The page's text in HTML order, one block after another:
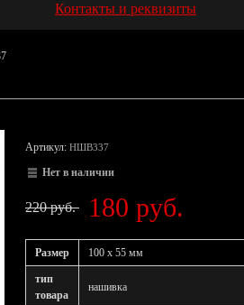
Контакты и реквизиты
Артикул: НШВ337
Нет в наличии
220 руб. 180 руб.
Размер 100 x 55 мм
тип
товара
нашивка